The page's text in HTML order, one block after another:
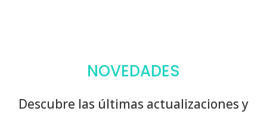
NOVEDADES
Descubre las últimas actualizaciones y